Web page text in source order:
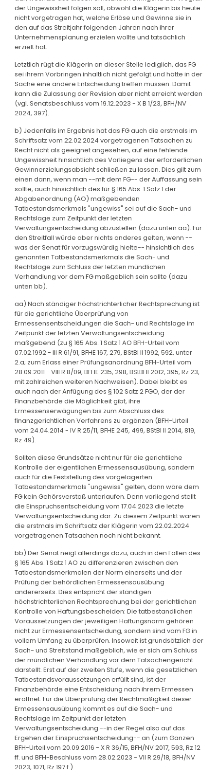
der Ungewissheit folgen soll, obwohl die Klägerin bis heute
nicht vorgetragen hat, welche Erlöse und Gewinne sie in
den auf das Streitjahr folgenden Jahren nach ihrer
Unternehmensplanung erzielen wollte und tatsächlich
erzielt hat.
Letztlich rügt die Klägerin an dieser Stelle lediglich, das FG
sei ihrem Vorbringen inhaltlich nicht gefolgt und hätte in der
Sache eine andere Entscheidung treffen müssen. Damit
kann die Zulassung der Revision aber nicht erreicht werden
(vgl. Senatsbeschluss vom 19.12.2023 - X B 1/23, BFH/NV
2024, 397).
b) Jedenfalls im Ergebnis hat das FG auch die erstmals im
Schriftsatz vom 22.02.2024 vorgetragenen Tatsachen zu
Recht nicht als geeignet angesehen, auf eine fehlende
Ungewissheit hinsichtlich des Vorliegens der erforderlichen
Gewinnerzielungsabsicht schließen zu lassen. Dies gilt zum
einen dann, wenn man --mit dem FG-- der Auffassung sein
sollte, auch hinsichtlich des für § 165 Abs. 1 Satz 1 der
Abgabenordnung (AO) maßgebenden
Tatbestandsmerkmals "ungewiss" sei auf die Sach- und
Rechtslage zum Zeitpunkt der letzten
Verwaltungsentscheidung abzustellen (dazu unten aa). Für
den Streitfall würde aber nichts anderes gelten, wenn --
was der Senat für vorzugswürdig hielte-- hinsichtlich des
genannten Tatbestandsmerkmals die Sach- und
Rechtslage zum Schluss der letzten mündlichen
Verhandlung vor dem FG maßgeblich sein sollte (dazu
unten bb).
aa) Nach ständiger höchstrichterlicher Rechtsprechung ist
für die gerichtliche Überprüfung von
Ermessensentscheidungen die Sach- und Rechtslage im
Zeitpunkt der letzten Verwaltungsentscheidung
maßgebend (zu § 165 Abs. 1 Satz 1 AO BFH-Urteil vom
07.02.1992 - III R 61/91, BFHE 167, 279, BStBl II 1992, 592, unter
2.a; zum Erlass einer Prüfungsanordnung BFH-Urteil vom
28.09.2011 - VIII R 8/09, BFHE 235, 298, BStBl II 2012, 395, Rz 23,
mit zahlreichen weiteren Nachweisen). Dabei bleibt es
auch nach der Anfügung des § 102 Satz 2 FGO, der der
Finanzbehörde die Möglichkeit gibt, ihre
Ermessenserwägungen bis zum Abschluss des
finanzgerichtlichen Verfahrens zu ergänzen (BFH-Urteil
vom 24.04.2014 - IV R 25/11, BFHE 245, 499, BStBl II 2014, 819,
Rz 49).
Sollten diese Grundsätze nicht nur für die gerichtliche
Kontrolle der eigentlichen Ermessensausübung, sondern
auch für die Feststellung des vorgelagerten
Tatbestandsmerkmals "ungewiss" gelten, dann wäre dem
FG kein Gehörsverstoß unterlaufen. Denn vorliegend stellt
die Einspruchsentscheidung vom 17.04.2023 die letzte
Verwaltungsentscheidung dar. Zu diesem Zeitpunkt waren
die erstmals im Schriftsatz der Klägerin vom 22.02.2024
vorgetragenen Tatsachen noch nicht bekannt.
bb) Der Senat neigt allerdings dazu, auch in den Fällen des
§ 165 Abs. 1 Satz 1 AO zu differenzieren zwischen den
Tatbestandsmerkmalen der Norm einerseits und der
Prüfung der behördlichen Ermessensausübung
andererseits. Dies entspricht der ständigen
höchstrichterlichen Rechtsprechung bei der gerichtlichen
Kontrolle von Haftungsbescheiden: Die tatbestandlichen
Voraussetzungen der jeweiligen Haftungsnorm gehören
nicht zur Ermessensentscheidung, sondern sind vom FG in
vollem Umfang zu überprüfen. Insoweit ist grundsätzlich der
Sach- und Streitstand maßgeblich, wie er sich am Schluss
der mündlichen Verhandlung vor dem Tatsachengericht
darstellt. Erst auf der zweiten Stufe, wenn die gesetzlichen
Tatbestandsvoraussetzungen erfüllt sind, ist der
Finanzbehörde eine Entscheidung nach ihrem Ermessen
eröffnet. Für die Überprüfung der Rechtmäßigkeit dieser
Ermessensausübung kommt es auf die Sach- und
Rechtslage im Zeitpunkt der letzten
Verwaltungsentscheidung --in der Regel also auf das
Ergehen der Einspruchsentscheidung-- an (zum Ganzen
BFH-Urteil vom 20.09.2016 - X R 36/15, BFH/NV 2017, 593, Rz 12
ff. und BFH-Beschluss vom 28.02.2023 - VII R 29/18, BFH/NV
2023, 1071, Rz 197 f.).